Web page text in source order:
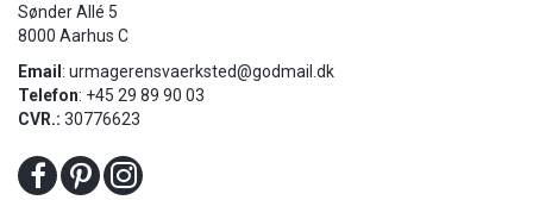
Sønder Allé 5
8000 Aarhus C
Email : urmagerensvaerksted@godmail.dk
Telefon: +45 29 89 90 03
CVR.: 30776623